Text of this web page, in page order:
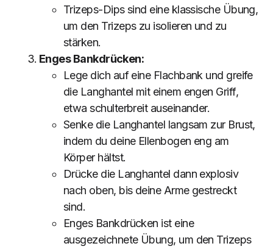
Trizeps-Dips sind eine klassische Übung,
um den Trizeps zu isolieren und zu
stärken.
Enges Bankdrücken:
Lege dich auf eine Flachbank und greife
die Langhantel mit einem engen Griff,
etwa schulterbreit auseinander.
Senke die Langhantel langsam zur Brust,
indem du deine Ellenbogen eng am
Körper hältst.
Drücke die Langhantel dann explosiv
nach oben, bis deine Arme gestreckt
sind.
Enges Bankdrücken ist eine
ausgezeichnete Übung, um den Trizeps